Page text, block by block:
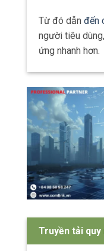
Từ đó dẫn đến
người tiêu
ứng nhanh hơn.
Truyền tải quy